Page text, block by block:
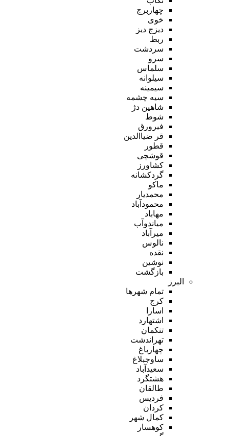
چهاربرج
خوی
دیزج دیز
ربط
سردشت
سرو
سلماس
سیلوانه
سیمینه
سیه چشمه
شاهین دژ
شوط
فیرورق
قر ضیاالدین
قطور
قوشچی
کشاورز
گردکشانه
ماکو
محمدیار
محمودآباد
مهاباد
میاندوآب
میرآباد
نالوس
نقده
نوشین
بازگشت
البرز
تمام شهر‌ها
کرج
اسارا
اشتهارد
تنکمان
تهراندشت
چهارباغ
ساوجبلاغ
سعیدآباد
هشتگرد
طالقان
فردیس
کردان
کمال شهر
کوهسار